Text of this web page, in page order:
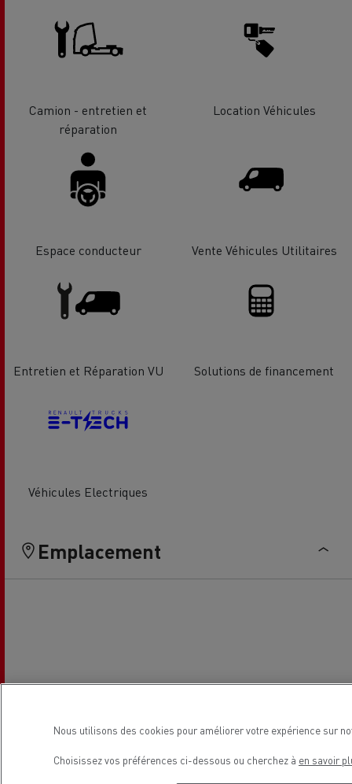
Camion - entretien et
réparation
Location Véhicules
Espace conducteur Vente Véhicules Utilitaires
Entretien et Réparation VU Solutions de financement
Véhicules Electriques
Emplacement
Nous utilisons des cookies pour améliorer votre expérience sur
Choisissez vos préférences ci-dessous ou cherchez à en savoir